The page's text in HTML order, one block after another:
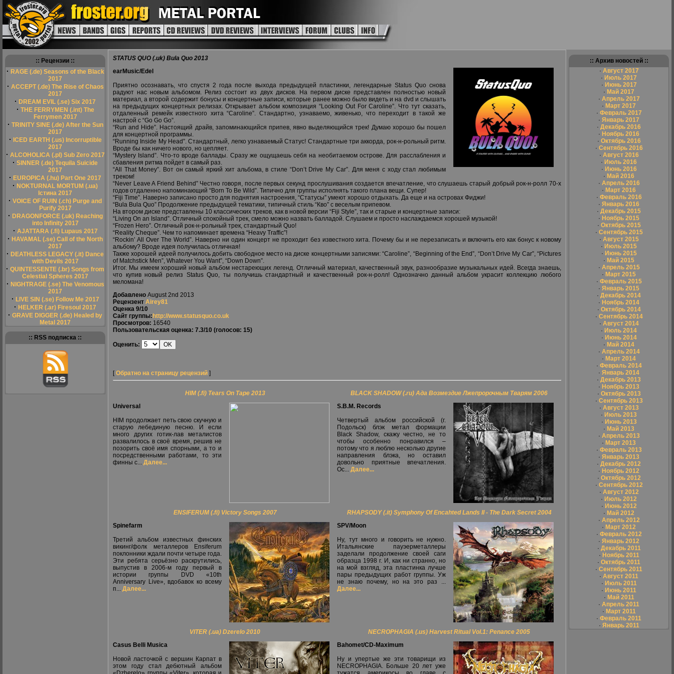
:: Рецензии ::
· RAGE (.de) Seasons of the Black
2017
· ACCEPT (.de) The Rise of Chaos
2017
· DREAM EVIL (.se) Six 2017
· THE FERRYMEN (.int) The
Ferrymen 2017
· TRINITY SINE (.de) After the Sun
2017
· ICED EARTH (.us) Incorruptible
2017
· ALCOHOLICA (.pl) Sub Zero 2017
· SINNER (.de) Tequila Suicide
2017
· EUROPICA (.hu) Part One 2017
· NOKTURNAL MORTUM (.ua)
Істина 2017
· VOICE OF RUIN (.ch) Purge and
Purify 2017
· DRAGONFORCE (.uk) Reaching
into Infinity 2017
· AJATTARA (.fi) Lupaus 2017
· HAVAMAL (.se) Call of the North
2017
· DEATHLESS LEGACY (.it) Dance
with Devils 2017
· QUINTESSENTE (.br) Songs from
Celestial Spheres 2017
· NIGHTRAGE (.se) The Venomous
2017
· LIVE SIN (.se) Follow Me 2017
· HELKER (.ar) Firesoul 2017
· GRAVE DIGGER (.de) Healed by
Metal 2017
:: RSS подписка ::
STATUS QUO (.uk) Bula Quo 2013
earMusic/Edel
Приятно осознавать, что спустя 2 года после выхода предыдущей пластинки, легендарные Status Quo снова
радуют нас новым альбомом. Релиз состоит из двух дисков. На первом диске представлен полностью новый
материал, а второй содержит бонусы и концертные записи, которые ранее можно было видеть и на dvd и слышать
на предыдущих концертных релизах. Открывает альбом композиция “Looking Out For Caroline”. Что тут сказать,
отдаленный ремейк известного хита “Caroline”. Стандартно, узнаваемо, живенько, что переходит в такой же
настрой с “Go Go Go”.
“Run and Hide”. Настоящий драйв, запоминающийся припев, явно выделяющийся трек! Думаю хорошо бы пошел
для концертной программы.
“Running Inside My Head”. Стандартный, легко узнаваемый Статус! Стандартные три аккорда, рок-н-рольный ритм.
Вроде бы как ничего нового, но цепляет.
“Mystery Island”. Что-то вроде баллады. Сразу же ощущаешь себя на необитаемом острове. Для расслабления и
сбавления ритма пойдет в самый раз.
“All That Money”. Вот он самый яркий хит альбома, в стиле “Don’t Drive My Car”. Для меня c ходу стал любимым
треком!
“Never Leave A Friend Behind” Честно говоря, после первых секунд прослушивания создается впечатление, что слушаешь старый добрый рок-н-ролл 70-х
годов отдаленно напоминающий “Born To Be Wild”. Типично для группы исполнять такого плана вещи. Супер!
“Fiji Time”. Наверно записано просто для поднятия настроения, “Статусы” умеют хорошо отдыхать. Да еще и на островах Фиджи!
“Bula Bula Quo” Продолжение предыдущей тематики, типичный стиль “Кво” с веселым припевом.
На втором диске представлены 10 классических треков, как в новой версии “Fiji Style”, так и старые и концертные записи:
“Living On an Island”. Отличный спокойный трек, смело можно назвать балладой. Слушаем и просто наслаждаемся хорошей музыкой!
“Frozen Hero”. Отличный рок-н-рольный трек, стандартный Quo!
“Reality Cheque”. Чем то напоминает времена “Heavy Traffic”!
“Rockin’ All Over The World”. Наверно ни один концерт не проходит без известного хита. Почему бы и не перезаписать и включить его как бонус к новому
альбому? Вроде идея получилась отличная!
Также хорошей идеей получилось добить свободное место на диске концертными записями: “Caroline”, “Beginning of the End”, “Don’t Drive My Car”, “Pictures
of Matchstick Men”, Whatever You Want”, “Down Down”.
Итог. Мы имеем хороший новый альбом нестареющих легенд. Отличный материал, качественный звук, разнообразие музыкальных идей. Всегда знаешь,
что купив новый релиз Status Quo, ты получишь стандартный и качественный рок-н-ролл! Однозначно данный альбом украсит коллекцию любого
меломана!
Добавлено August 2nd 2013
Рецензент Airey81
Оценка 9/10
Сайт группы: http://www.statusquo.co.uk
Просмотров: 16540
Пользовательская оценка: 7.3/10 (голосов: 15)
Оценить:
[Обратно на страницу рецензий ]
HIM (.fi) Tears On Tape 2013
Universal
HIM продолжает петь свою скучную и
старую лебединую песню. И если
много других готик-лав металистов
развалилось в своё время, решив не
позорить своё имя спорными, а то и
посредственными работами, то эти
финны с... Далее...
BLACK SHADOW (.ru) Ада Возмездие Лжепророчным Тварям 2006
S.B.M. Records
Четвертый альбом российской (г.
Подольск) блэк метал формации
Black Shadow, скажу честно, не то
чтобы особенно понравился –
потому что я люблю несколько другие
направления блэка, но оставил
довольно приятные впечатления.
Ос... Далее...
ENSIFERUM (.fi) Victory Songs 2007
Spinefarm
Третий альбом известных финских
викинг/фолк металлеров Ensiferum
поклонники ждали почти четыре года.
Эти ребята серьёзно раскрутились,
выпустив в 2006-м году первый в
истории группы DVD «10th
Anniversary Live», вдобавок ко всему
п... Далее...
RHAPSODY (.it) Symphony Of Encahted Lands II - The Dark Secret 2004
SPV/Moon
Ну, тут много и говорить не нужно.
Итальянские пауэерметаллеры
заделали продолжение своей саги
образца 1998 г. И, как ни странно, но
на мой взгляд, эта пластинка лучше
пары предыдущих работ группы. Уж
не знаю почему, но на это раз ...
Далее...
VITER (.ua) Dzerelo 2010
Casus Belli Musica
Новой ласточкой с вершин Карпат в
этом году стал дебютный альбом
NECROPHAGIA (.us) Harvest Ritual Vol.1: Penance 2005
Bahomet/CD-Maximum
Ну и упертые же эти товарищи из
NECROPHAGIA. Больше 20 лет уже
:: Архив новостей ::
· Август 2017
· Июль 2017
· Июнь 2017
· Май 2017
· Апрель 2017
· Март 2017
· Февраль 2017
· Январь 2017
· Декабрь 2016
· Ноябрь 2016
· Октябрь 2016
· Сентябрь 2016
· Август 2016
· Июль 2016
· Июнь 2016
· Май 2016
· Апрель 2016
· Март 2016
· Февраль 2016
· Январь 2016
· Декабрь 2015
· Ноябрь 2015
· Октябрь 2015
· Сентябрь 2015
· Август 2015
· Июль 2015
· Июнь 2015
· Май 2015
· Апрель 2015
· Март 2015
· Февраль 2015
· Январь 2015
· Декабрь 2014
· Ноябрь 2014
· Октябрь 2014
· Сентябрь 2014
· Август 2014
· Июль 2014
· Июнь 2014
· Май 2014
· Апрель 2014
· Март 2014
· Февраль 2014
· Январь 2014
· Декабрь 2013
· Ноябрь 2013
· Октябрь 2013
· Сентябрь 2013
· Август 2013
· Июль 2013
· Июнь 2013
· Май 2013
· Апрель 2013
· Март 2013
· Февраль 2013
· Январь 2013
· Декабрь 2012
· Ноябрь 2012
· Октябрь 2012
· Сентябрь 2012
· Август 2012
· Июль 2012
· Июнь 2012
· Май 2012
· Апрель 2012
· Март 2012
· Февраль 2012
· Январь 2012
· Декабрь 2011
· Ноябрь 2011
· Октябрь 2011
· Сентябрь 2011
· Август 2011
· Июль 2011
· Июнь 2011
· Май 2011
· Апрель 2011
· Март 2011
· Февраль 2011
· Январь 2011